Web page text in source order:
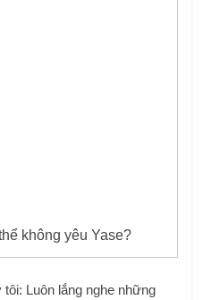
không yêu Yase?
Luôn lắng nghe những